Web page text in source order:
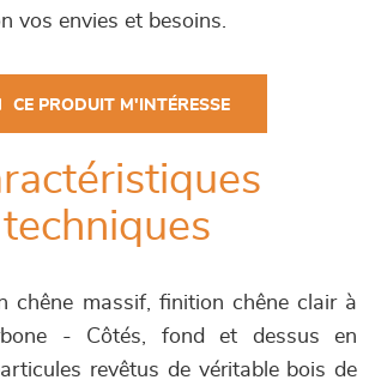
vos envies et besoins.
CE PRODUIT M'INTÉRESSE
techniques
chêne massif, finition chêne clair à
- Côtés, fond et dessus en
revêtus de véritable bois de